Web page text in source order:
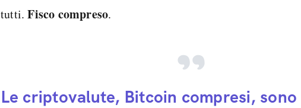
tutti.Fisco compreso.
Le criptovalute, Bitcoin compresi,